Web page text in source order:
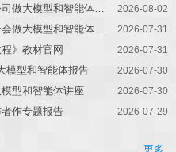
林子雨老师应邀为人保财险厦门分公司做大模型和智能体讲座 2026-08-02
林子雨老师应邀为厦门市残疾人联合会做大模型和智能体讲座 2026-07-31
》教材官网 2026-07-31
模型和智能体报告 2026-07-30
型和智能体讲座 2026-07-30
作专题报告 2026-07-29
更多